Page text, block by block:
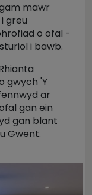
mawr
greu
o ofal -
i bawb.
gwych 'Y
ar
gan ein
gan blant
Gwent.